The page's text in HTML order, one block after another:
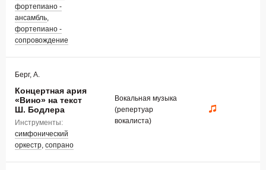
фортепиано -
ансамбль,
фортепиано -
сопровождение
Берг, А.
Концертная ария
«Вино» на текст
Ш. Бодлера
Инструменты:
симфонический
оркестр, сопрано
Вокальная музыка
(репертуар
вокалиста)